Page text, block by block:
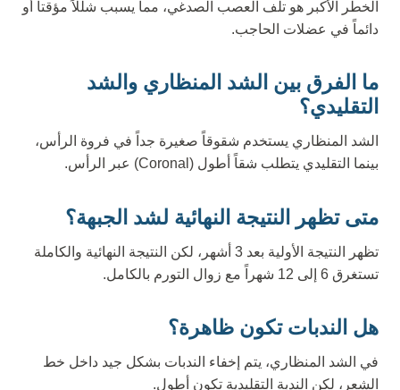
الخطر الأكبر هو تلف العصب الصدغي، مما يسبب شللاً مؤقتاً أو
دائماً في عضلات الحاجب.
ما الفرق بين الشد المنظاري والشد
التقليدي؟
الشد المنظاري يستخدم شقوقاً صغيرة جداً في فروة الرأس،
بينما التقليدي يتطلب شقاً أطول (Coronal) عبر الرأس.
متى تظهر النتيجة النهائية لشد الجبهة؟
تظهر النتيجة الأولية بعد 3 أشهر، لكن النتيجة النهائية والكاملة
تستغرق 6 إلى 12 شهراً مع زوال التورم بالكامل.
هل الندبات تكون ظاهرة؟
في الشد المنظاري، يتم إخفاء الندبات بشكل جيد داخل خط
الشعر، لكن الندبة التقليدية تكون أطول.